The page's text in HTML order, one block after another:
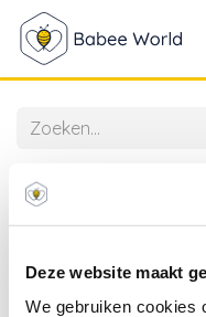
Deze website maakt
We gebruiken cookies
Meyco | Hoeslaken
70x140/150cm